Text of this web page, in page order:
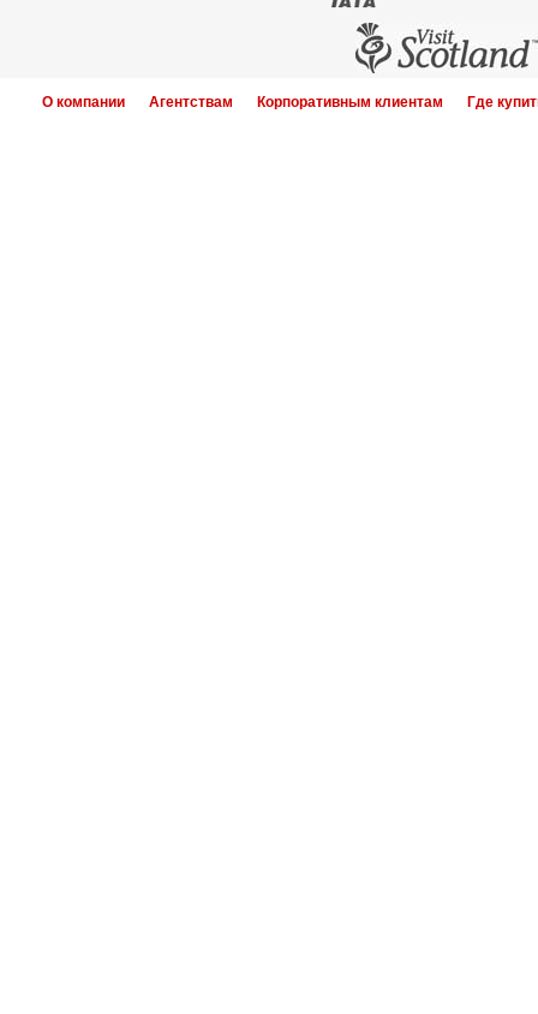
О компании Агентствам Корпоративным клиентам Где